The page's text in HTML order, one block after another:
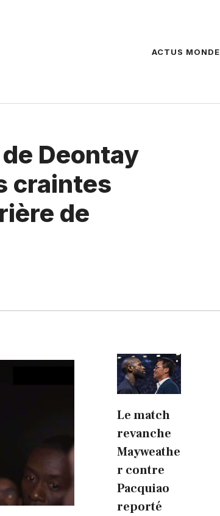
ACTUS MONDE
Deontay
craintes
de
Le match
revanche
Mayweathe
r contre
Pacquiao
reporté